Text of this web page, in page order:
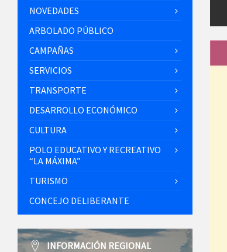
NOVEDADES
ARBOLADO PÚBLICO
CAMPAÑAS
SERVICIOS
TRANSPORTE
DESARROLLO ECONÓMICO
CULTURA
POLO EDUCATIVO Y RECREATIVO
“LA MÁXIMA”
TURISMO
CONCEJO DELIBERANTE
INFORMACIÓN REGIONAL